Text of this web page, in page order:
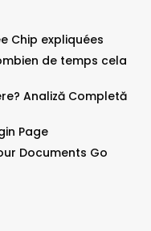
Chip expliquées
de temps cela
Analiză Completă
Page
Documents Go